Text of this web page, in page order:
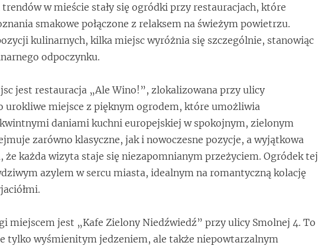
w mieście stały się ogródki przy restauracjach, które
smakowe połączone z relaksem na świeżym powietrzu.
kulinarnych, kilka miejsc wyróżnia się szczególnie, stanowiąc
odpoczynku.
jest restauracja „Ale Wino!”, zlokalizowana przy ulicy
urokliwe miejsce z pięknym ogrodem, które umożliwia
daniami kuchni europejskiej w spokojnym, zielonym
zarówno klasyczne, jak i nowoczesne pozycje, a wyjątkowa
że każda wizyta staje się niezapomnianym przeżyciem. Ogródek tej
azylem w sercu miasta, idealnym na romantyczną kolację
miejscem jest „Kafe Zielony Niedźwiedź” przy ulicy Smolnej 4. To
tylko wyśmienitym jedzeniem, ale także niepowtarzalnym